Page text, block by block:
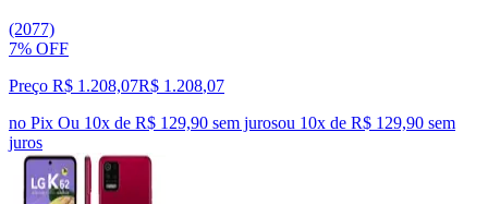
(2077)
7% OFF
Preço R$ 1.208,07R$ 1.208,07
no Pix Ou 10x de R$ 129,90 sem jurosou 10x de R$ 129,90 sem
juros